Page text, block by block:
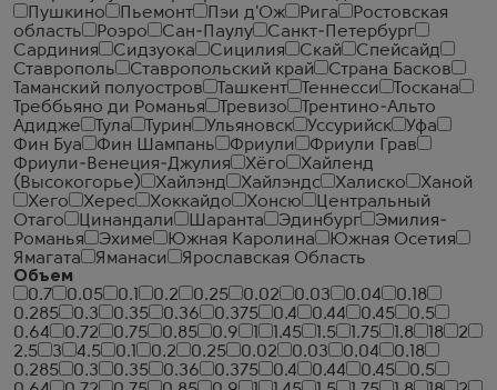
Пушкино
Пьемонт Пэи д'Ож Рига
Ростовская
область
Роэро Сан-Паулу
Санкт-Петербург
Сардиния
Сидзуока Сицилия Скай
Спейсайд
Ставрополь
Ставропольский край
Страна Басков
Таманский полуостров
Ташкент Теннесси
Тоскана
Треббьяно ди Романья
Тревизо
Трентино-Альто
Адидже
Тула Турин Ульяновск Уссурийск
Уфа
Фин Буа
Фин Шампань Фриули
Фриули Грав
Фриули-Венеция-Джулия
Хёго
Хайленд
(Высокогорье)
Хайлэнд Хайлэндс Халиско
Ханой
Хего
Херес Хоккайдо Хонсю
Центральный
Отаго
Цинандали Шаранта Эдинбург
Эмилия-
Романья
Эхиме Южная Каролина
Южная Осетия
Ямагата
Яманаси
Ярославская Область
Объем
0.7
0.05 0.1 0.2 0.25 0.02 0.03 0.04
0.18
0.285
0.3 0.35 0.36 0.375 0.4 0.44 0.45
0.5
0.64
0.72 0.75 0.85 0.9 1.45 1.5 1.75 1.8 18
2
2.5
3 4.5 0.1 0.2 0.25 0.02 0.03 0.04
0.18
0.285
0.3 0.35 0.36 0.375 0.4 0.44 0.45
0.5